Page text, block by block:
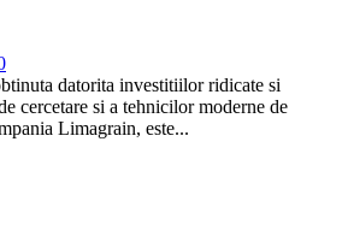
datorita investitiilor ridicate si
cercetare si a tehnicilor moderne de
Limagrain, este...